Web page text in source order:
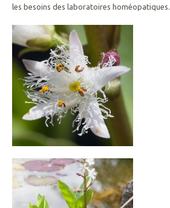
les besoins des laboratoires homéopatiques.